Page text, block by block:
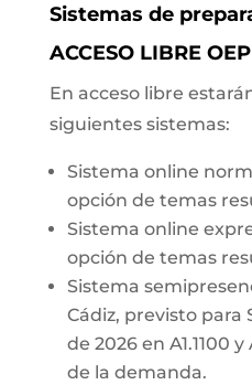
Sistemas de
ACCESO LIBRE
En acceso libre
siguientes sistemas:
Sistema online
opción de temas
Sistema online
opción de temas
Sistema
Cádiz, previsto
de 2026 en A1.1100
de la demanda.